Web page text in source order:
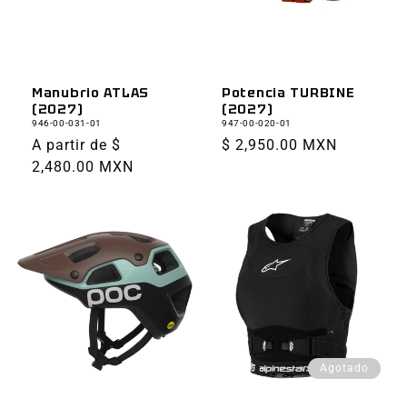
Manubrio ATLAS
(2027)
946-00-031-01
Precio
habitual
A partir de $
2,480.00 MXN
Potencia TURBINE
(2027)
947-00-020-01
Precio
$ 2,950.00 MXN
Agotado